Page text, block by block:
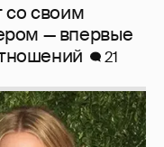
своим
— впервые
21